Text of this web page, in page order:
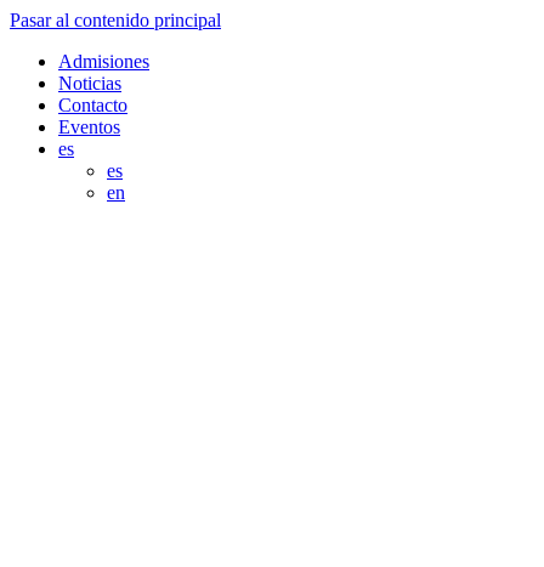
Pasar al contenido principal
Admisiones
Noticias
Contacto
Eventos
es
es
en